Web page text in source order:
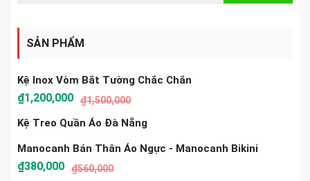
SẢN PHẨM
Kệ Inox Vòm Bắt Tường Chắc Chắn
₫1,500,000
₫1,200,000
Kệ Treo Quần Áo Đà Nẵng
Manocanh Bán Thân Áo Ngực - Manocanh Bikini
₫560,000
₫380,000